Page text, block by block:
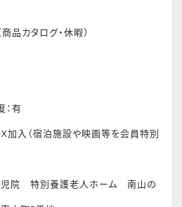
品カタログ・休暇）
：有
加入（宿泊施設や映画等を会員特別
院 特別養護老人ホーム 南山の